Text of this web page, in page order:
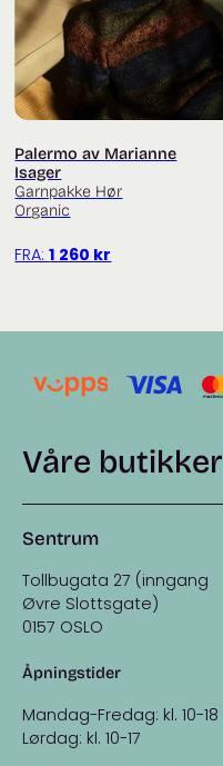
Palermo av Marianne
Isager
Garnpakke Hør
Organic
FRA:1 260 kr
Våre butikker
Sentrum
Tollbugata 27 (inngang
Øvre Slottsgate)
0157 OSLO
Åpningstider
Mandag-Fredag: kl. 10-18
Lørdag: kl. 10-17